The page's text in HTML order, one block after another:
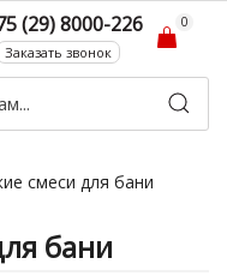
(29) 8000-226
Заказать звонок
0
смеси для бани
бани